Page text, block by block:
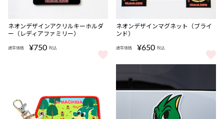
ネオンデザインアクリルキーホルダ
ー（レディアファミリー）
通常価格 ¥750 税込
ネオンデザインアクリルキーホルダー（レディアファミリー） をも
ネオンデザインマグネット（ブライ
ンド）
通常価格 ¥650 税込
ネオンデザインマグネット（ブ